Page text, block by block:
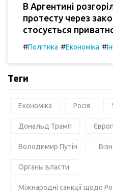
В Аргентині
протесту через
стосується
#Політика #Економіка #
Теги
Економіка Росія
Дональд Трамп
Володимир Путін
Органы власти
Міжнародні санкції щодо